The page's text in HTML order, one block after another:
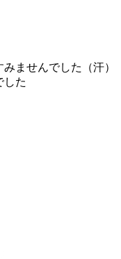
ませんでした（汗）
した